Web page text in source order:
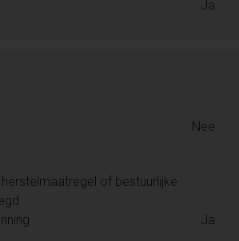
Ja
Nee
of bestuurlijke
Ja